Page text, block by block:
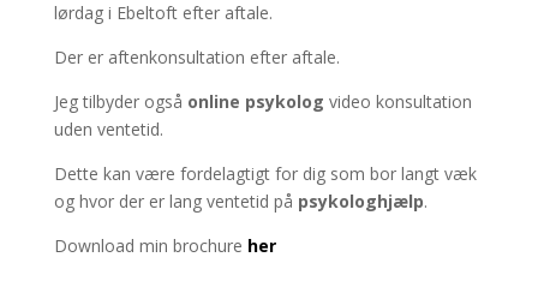
lørdag i Ebeltoft efter aftale.
Der er aftenkonsultation efter aftale.
Jeg tilbyder også online psykolog video konsultation
uden ventetid.
Dette kan være fordelagtigt for dig som bor langt væk
og hvor der er lang ventetid på psykologhjælp.
Download min brochure her